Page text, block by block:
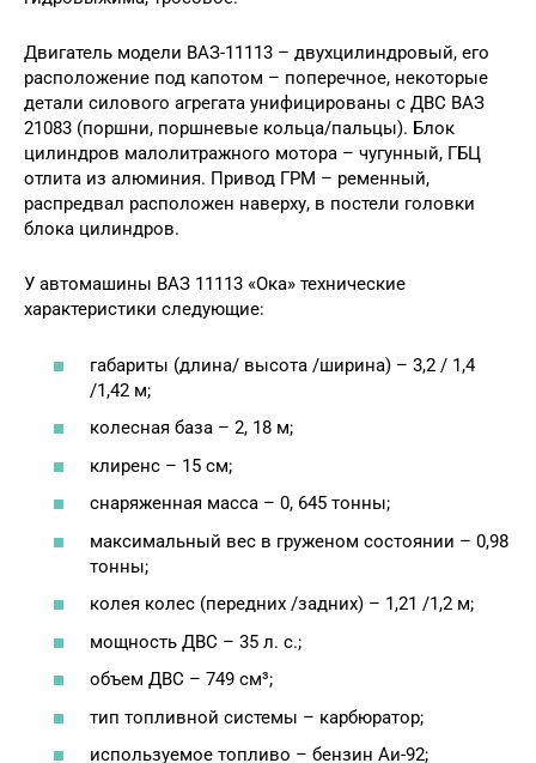
Двигатель модели ВАЗ-11113 – двухцилиндровый, его
расположение под капотом – поперечное, некоторые
детали силового агрегата унифицированы с ДВС ВАЗ
21083 (поршни, поршневые кольца/пальцы). Блок
цилиндров малолитражного мотора – чугунный, ГБЦ
отлита из алюминия. Привод ГРМ – ременный,
распредвал расположен наверху, в постели головки
блока цилиндров.
У автомашины ВАЗ 11113 «Ока» технические
характеристики следующие:
габариты (длина/ высота /ширина) – 3,2 / 1,4
/1,42 м;
колесная база – 2, 18 м;
клиренс – 15 см;
снаряженная масса – 0, 645 тонны;
максимальный вес в груженом состоянии – 0,98
тонны;
колея колес (передних /задних) – 1,21 /1,2 м;
мощность ДВС – 35 л. с.;
объем ДВС – 749 см³;
тип топливной системы – карбюратор;
используемое топливо – бензин Аи-92;